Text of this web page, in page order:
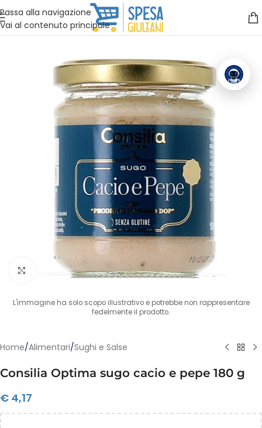
Passa alla navigazione
Vai al contenuto principale
Vuoi assistenza?Clicca qui e ti richiamiamo noi
Clicca per ingrandire
L'immagine ha solo scopo illustrativo e potrebbe non rappresentare
fedelmente il prodotto.
Home/Alimentari/Sughi e Salse
Consilia Optima sugo cacio e pepe 180 g
€ 4,17